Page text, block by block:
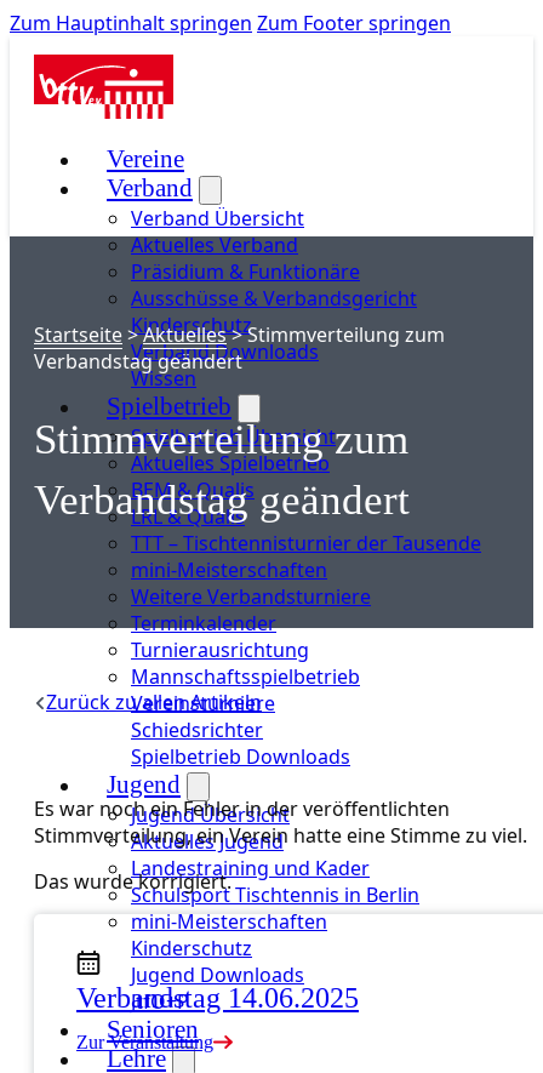
Zum Hauptinhalt springen Zum Footer springen
Vereine
Verband
Verband Übersicht
Aktuelles Verband
Präsidium & Funktionäre
Ausschüsse & Verbandsgericht
Kinderschutz
Verband Downloads
Wissen
Spielbetrieb
Spielbetrieb Übersicht
Aktuelles Spielbetrieb
BEM & Qualis
LRL & Qualis
TTT – Tischtennisturnier der Tausende
mini-Meisterschaften
Weitere Verbandsturniere
Terminkalender
Turnierausrichtung
Mannschaftsspielbetrieb
Vereinsturniere
Schiedsrichter
Spielbetrieb Downloads
Jugend
Jugend Übersicht
Aktuelles Jugend
Landestraining und Kader
Schulsport Tischtennis in Berlin
mini-Meisterschaften
Kinderschutz
Jugend Downloads
JtfO+P
Senioren
Lehre
Startseite>Aktuelles>Stimmverteilung zum
Verbandstag geändert
Stimmverteilung zum
Verbandstag geändert
Zurück zu allen Artikeln
Es war noch ein Fehler in der veröffentlichten
Stimmverteilung, ein Verein hatte eine Stimme zu viel.
Das wurde korrigiert.
Verbandstag 14.06.2025
Zur Veranstaltung